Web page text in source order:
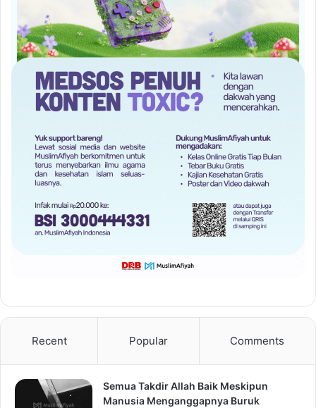
Recent Popular Comments
Semua Takdir Allah Baik Meskipun
Manusia Menganggapnya Buruk